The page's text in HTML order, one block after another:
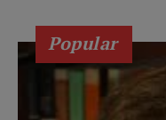
Popular